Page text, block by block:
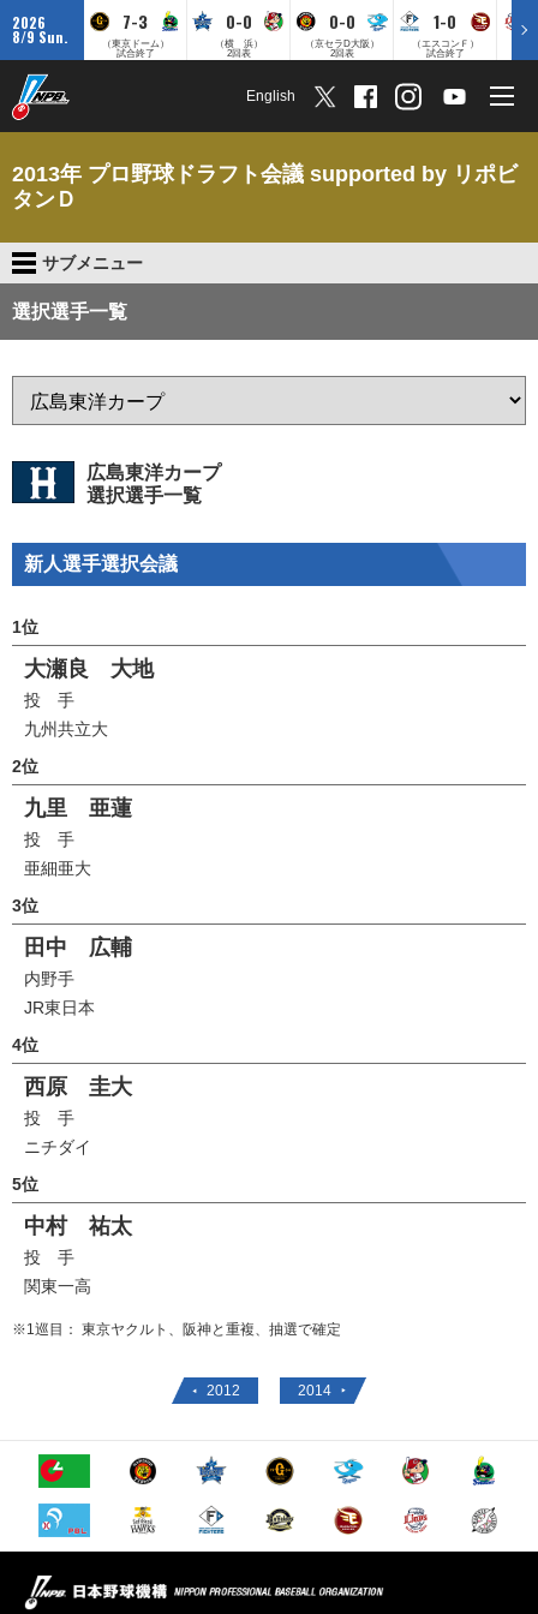
2026
8/9 Sun.
7-3
（東京ドーム）
試合終了
0-0
（横 浜）
2回表
0-0
（京セラD大阪）
2回表
1-0
（エスコンＦ）
試合終了
English
2013年 プロ野球ドラフト会議 supported by リポビ
タンＤ
サブメニュー
選択選手一覧
広島東洋カープ
選択選手一覧
新人選手選択会議
1位
大瀬良 大地
投 手
九州共立大
2位
九里 亜蓮
投 手
亜細亜大
3位
田中 広輔
内野手
JR東日本
4位
西原 圭大
投 手
ニチダイ
5位
中村 祐太
投 手
関東一高
※1巡目： 東京ヤクルト、阪神と重複、抽選で確定
2012 2014